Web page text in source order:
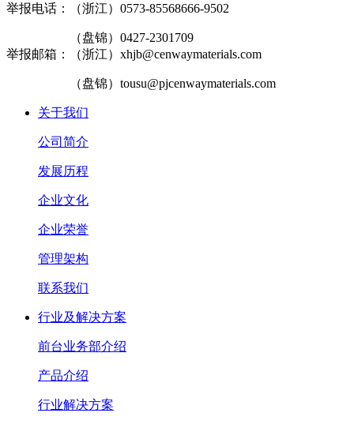
举报电话：（浙江）0573-85568666-9502
（盘锦）0427-2301709
举报邮箱：（浙江）xhjb@cenwaymaterials.com
（盘锦）tousu@pjcenwaymaterials.com
关于我们
公司简介
发展历程
企业文化
企业荣誉
管理架构
联系我们
行业及解决方案
前台业务部介绍
产品介绍
行业解决方案